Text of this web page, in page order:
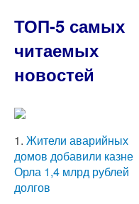
ТОП-5 самых
читаемых
новостей
1. Жители аварийных
домов добавили казне
Орла 1,4 млрд рублей
долгов